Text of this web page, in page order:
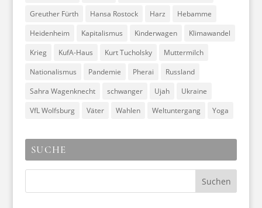
Greuther Fürth
Hansa Rostock Harz
Hebamme
Heidenheim
Kapitalismus Kinderwagen
Klimawandel
Krieg
KufA-Haus Kurt Tucholsky
Muttermilch
Nationalismus
Pandemie Pherai
Russland
Sahra Wagenknecht
schwanger Ujah
Ukraine
VfL Wolfsburg
Väter Wahlen Weltuntergang Yoga
SUCHE